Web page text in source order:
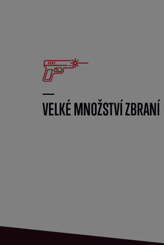
VELKÉ MNOŽSTVÍ ZBRANÍ